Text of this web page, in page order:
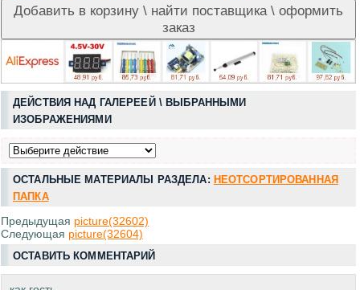
ДЕЙСТВИЯ НАД ГАЛЕРЕЕЙ \ ВЫБРАННЫМИ
ИЗОБРАЖЕНИЯМИ
ОСТАЛЬНЫЕ МАТЕРИАЛЫ РАЗДЕЛА: НЕОТСОРТИРОВАННАЯ
ПАПКА
Предыдущая picture(32602)
Следующая picture(32604)
ОСТАВИТЬ КОММЕНТАРИЙ